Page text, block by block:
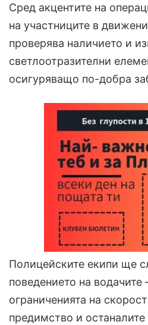
Сред акцентите на
на участниците в
проверява наличието и
светлоотразителни
осигуряващо по-добра
Полицейските екипи ще
поведението на водачите
ограниченията на
предимство и останалите